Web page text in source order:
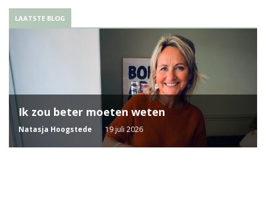
LAATSTE BLOG
Ik zou beter moeten weten
Natasja Hoogstede 19 juli 2026